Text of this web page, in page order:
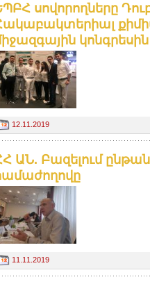
սովորողները
կոնգրեսին
12.11.2019
ԱՆ. Բազելում
11.11.2019